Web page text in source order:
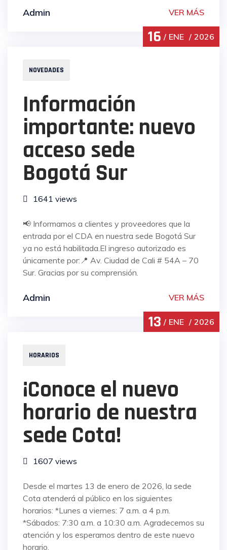
Admin VER MÁS
NOVEDADES
16 ENE 2026
Información
importante: nuevo
acceso sede
Bogotá Sur
1641 views
📢 Informamos a clientes y proveedores que la
entrada por el CDA en nuestra sede Bogotá Sur
ya no está habilitada.El ingreso autorizado es
únicamente por:📍 Av. Ciudad de Cali # 54A – 70
Sur. Gracias por su comprensión.
Admin VER MÁS
HORARIOS
13 ENE 2026
¡Conoce el nuevo
horario de nuestra
sede Cota!
1607 views
Desde el martes 13 de enero de 2026, la sede
Cota atenderá al público en los siguientes
horarios: *Lunes a viernes: 7 a.m. a 4 p.m.
*Sábados: 7:30 a.m. a 10:30 a.m. Agradecemos su
atención y los esperamos dentro de este nuevo
horario.